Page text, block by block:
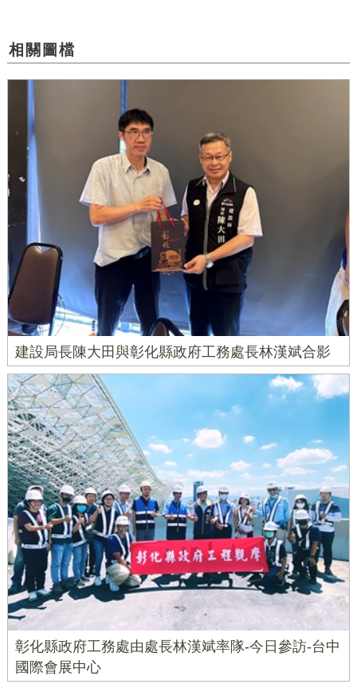
相關圖檔
建設局長陳大田與彰化縣政府工務處長林漢斌合影
彰化縣政府工務處由處長林漢斌率隊-今日參訪-台中
國際會展中心